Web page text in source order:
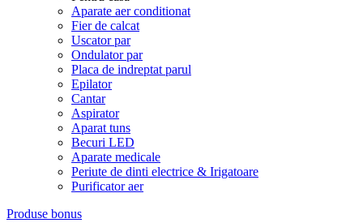
Aparate aer conditionat
Fier de calcat
Uscator par
Ondulator par
Placa de indreptat parul
Epilator
Cantar
Aspirator
Aparat tuns
Becuri LED
Aparate medicale
Periute de dinti electrice & Irigatoare
Purificator aer
Produse bonus